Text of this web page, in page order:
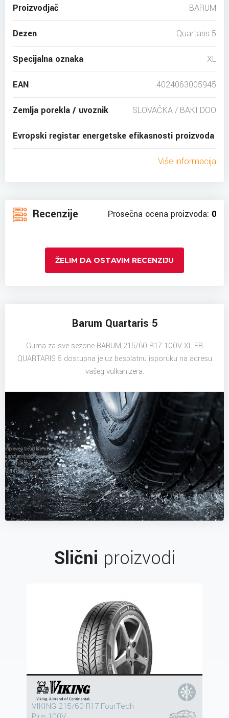
Proizvodjač BARUM
Dezen Quartaris 5
Specijalna oznaka XL
EAN 4024063005945
Zemlja porekla / uvoznik SLOVAČKA / BAKI DOO
Evropski registar energetske efikasnosti proizvoda
Više informacija
Recenzije Prosečna ocena proizvoda: 0
ŽELIM DA OSTAVIM RECENZIJU
Barum Quartaris 5
Guma za sve sezone BARUM 215/60 R17 100V XL FR
QUARTARIS 5 dostupna je uz besplatnu isporuku na adresu
vašeg vulkanizera.
Slični proizvodi
VIKING 215/60 R17 FourTech